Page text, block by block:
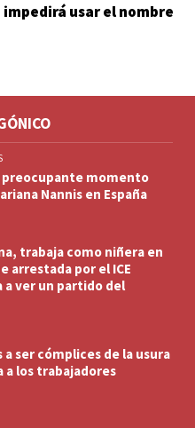
usar el nombre
preocupante momento
Nannis en España
trabaja como niñera en
arrestada por el ICE
a ver un partido del
a ser cómplices de la usura
a los trabajadores